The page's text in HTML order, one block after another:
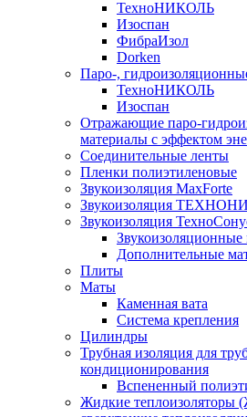
ТехноНИКОЛЬ
Изоспан
ФибраИзол
Dorken
Паро-,
ТехноНИКОЛЬ
Изоспан
Отражающие паро-
материалы с эффектом
Соединительные ленты
Пленки полиэтиленовые
Звукоизоляция MaxForte
Звукоизоляция
Звукоизоляция
Звукоизоляционные
Дополнительные
Плиты
Маты
Каменная вата
Система крепления
Цилиндры
Трубная изоляция для
кондиционирования
Вспененный
Жидкие теплоизоляторы